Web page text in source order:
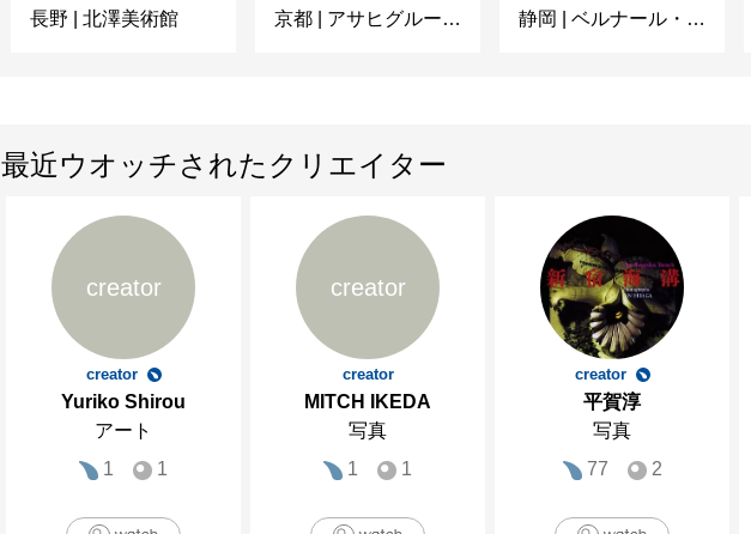
長野
北澤美術館
京都
アサヒグループ大山崎山荘美術館
静岡
ベルナール・ビュフェ美術館
最近ウオッチされたクリエイター
creator
creator
Yuriko Shirou
アート
1
1
creator
creator
MITCH IKEDA
写真
1
1
creator
平賀淳
写真
77
2